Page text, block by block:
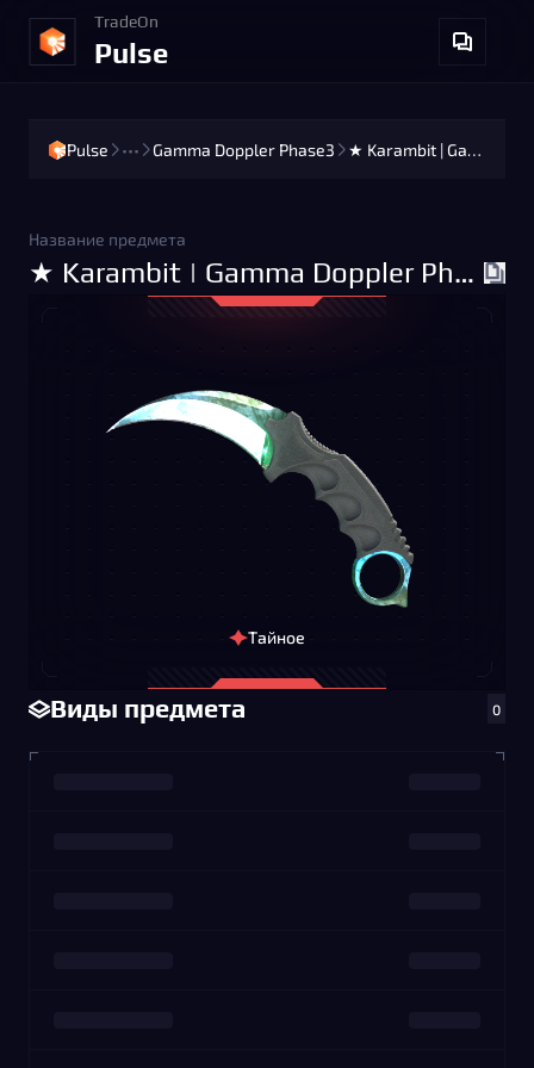
TradeOn
Pulse
Pulse ••• Gamma Doppler Phase3 ★ Karambit | Gamma Doppler Phase3 (Factory New)
Тайное
Виды предмета 0
Название предмета
★ Karambit | Gamma Doppler Phase3 (Factory New)